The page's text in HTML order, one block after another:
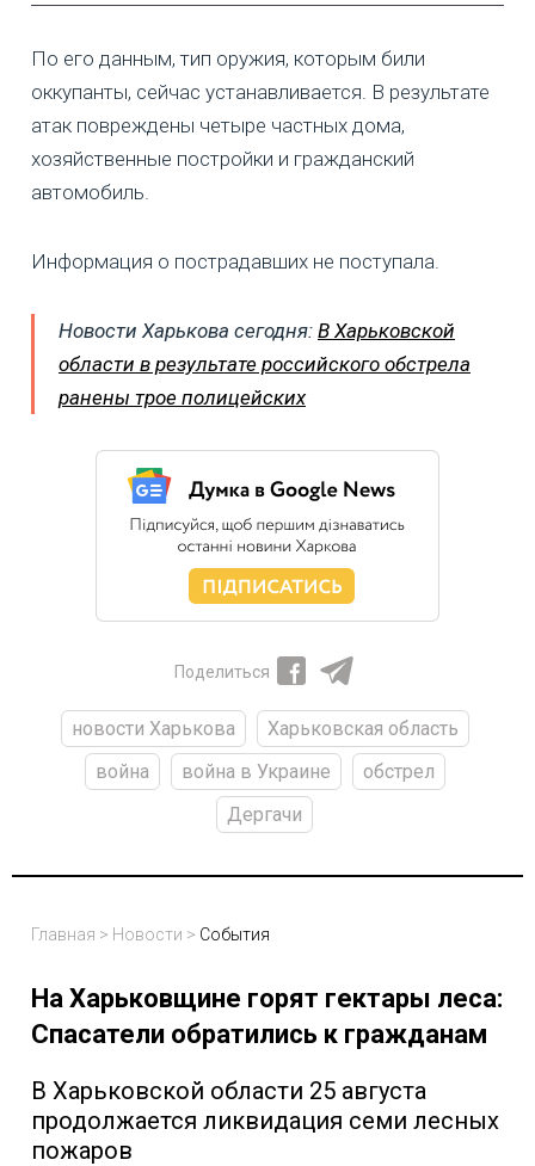
По его данным, тип оружия, которым били
оккупанты, сейчас устанавливается. В результате
атак повреждены четыре частных дома,
хозяйственные постройки и гражданский
автомобиль.
Информация о пострадавших не поступала.
Новости Харькова сегодня: В Харьковской
области в результате российского обстрела
ранены трое полицейских
Поделиться
новости Харькова
Харьковская область
война
война в Украине
обстрел
Дергачи
Главная > Новости > События
На Харьковщине горят гектары леса:
Спасатели обратились к гражданам
В Харьковской области 25 августа
продолжается ликвидация семи лесных
пожаров